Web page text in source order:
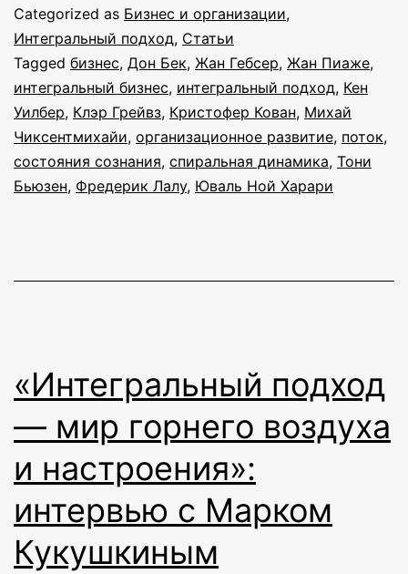
Categorized as Бизнес и организации,
Интегральный подход, Статьи
Tagged бизнес, Дон Бек, Жан Гебсер, Жан Пиаже,
интегральный бизнес, интегральный подход, Кен
Уилбер, Клэр Грейвз, Кристофер Кован, Михай
Чиксентмихайи, организационное развитие, поток,
состояния сознания, спиральная динамика, Тони
Бьюзен, Фредерик Лалу, Юваль Ной Харари
«Интегральный подход
— мир горнего воздуха
и настроения»:
интервью с Марком
Кукушкиным